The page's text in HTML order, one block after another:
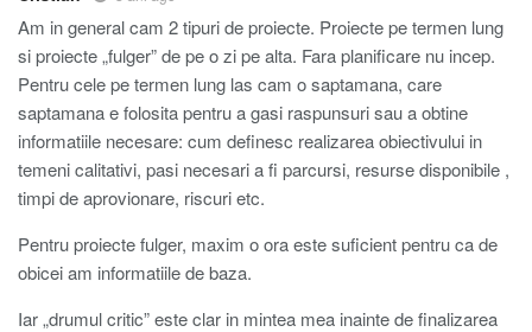
Am in general cam 2 tipuri de proiecte. Proiecte pe termen lung
si proiecte „fulger” de pe o zi pe alta. Fara planificare nu incep.
Pentru cele pe termen lung las cam o saptamana, care
saptamana e folosita pentru a gasi raspunsuri sau a obtine
informatiile necesare: cum definesc realizarea obiectivului in
temeni calitativi, pasi necesari a fi parcursi, resurse disponibile ,
timpi de aprovionare, riscuri etc.
Pentru proiecte fulger, maxim o ora este suficient pentru ca de
obicei am informatiile de baza.
Iar „drumul critic” este clar in mintea mea inainte de finalizarea